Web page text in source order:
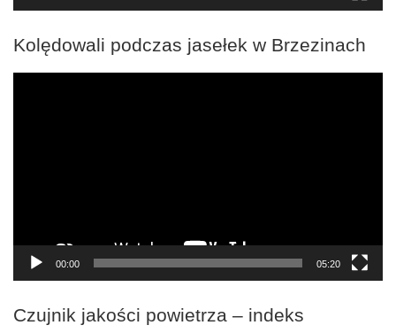
Kolędowali podczas jasełek w Brzezinach
00:00 05:20
Czujnik jakości powietrza – indeks